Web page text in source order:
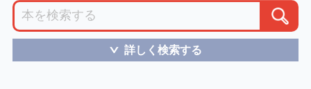
＞ 詳しく検索する